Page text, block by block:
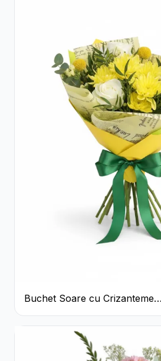
Buchet Soare cu Crizanteme
Galbene și Trandafiri Albi